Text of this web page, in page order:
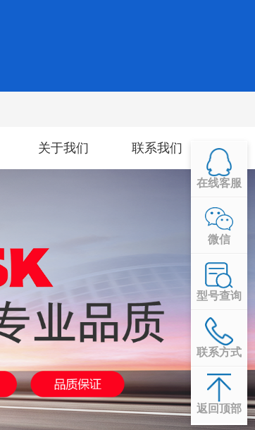
关于我们 联系我们
在线客服
微信
型号查询
联系方式
返回顶部